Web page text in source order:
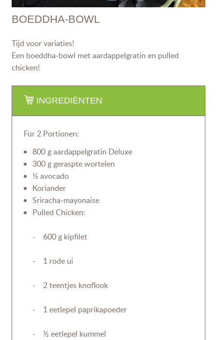
BOEDDHA-BOWL
Tijd voor variaties!
Een boeddha-bowl met aardappelgratin en pulled
chicken!
INGREDIËNTEN
Für 2 Portionen:
800 g aardappelgratin Deluxe
300 g geraspte wortelen
½ avocado
Koriander
Sriracha-mayonaise
Pulled Chicken:
- 600 g kipfilet
- 1 rode ui
- 2 teentjes knoflook
- 1 eetlepel paprikapoeder
- ½ eetlepel kummel